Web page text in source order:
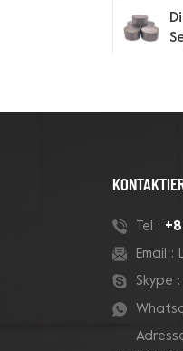
Tel :
Email :
Skype :